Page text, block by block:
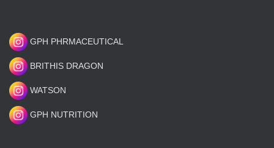
GPH PHRMACEUTICAL
BRITHIS DRAGON
WATSON
GPH NUTRITION